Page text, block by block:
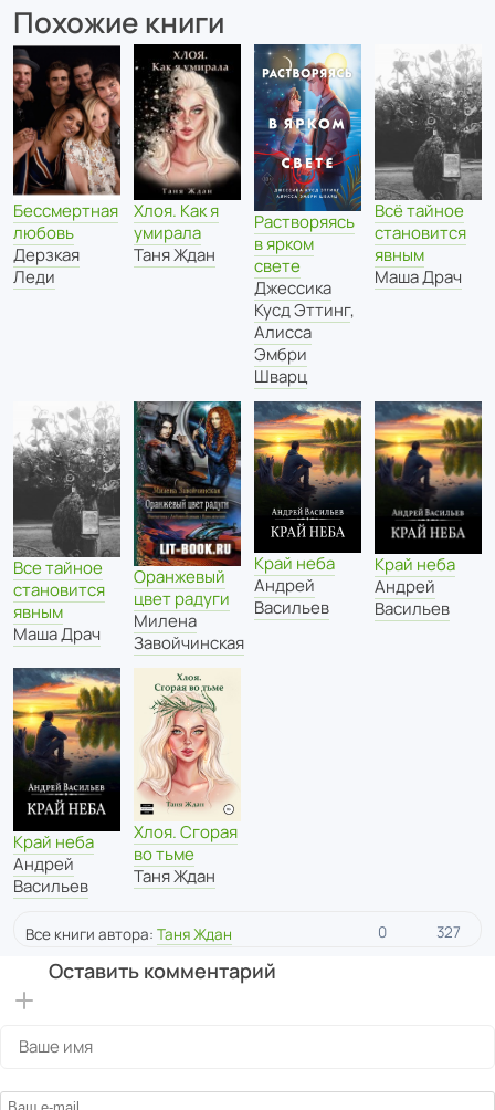
Похожие книги
Бессмертная
любовь
Дерзкая
Леди
Хлоя. Как я
умирала
Таня Ждан
Растворяясь
в ярком
свете
Джессика
Кусд Эттинг,
Алисса
Эмбри
Шварц
Всё тайное
становится
явным
Маша Драч
Все тайное
становится
явным
Маша Драч
Оранжевый
цвет радуги
Милена
Завойчинская
Край неба
Андрей
Васильев
Край неба
Андрей
Васильев
Край неба
Андрей
Васильев
Хлоя. Сгорая
во тьме
Таня Ждан
Все книги автора: Таня Ждан 0 327
Оставить комментарий